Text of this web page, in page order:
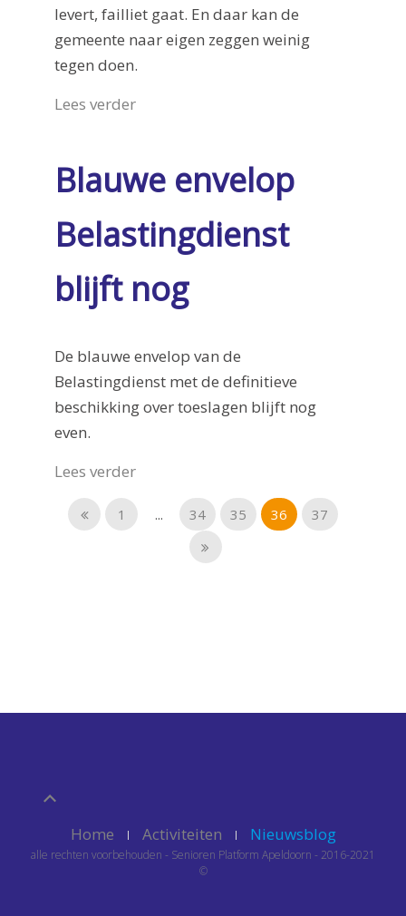
levert, failliet gaat. En daar kan de
gemeente naar eigen zeggen weinig
tegen doen.
Lees verder
Blauwe envelop
Belastingdienst
blijft nog
De blauwe envelop van de
Belastingdienst met de definitieve
beschikking over toeslagen blijft nog
even.
Lees verder
1 ... 34 35 36 37
Home Activiteiten Nieuwsblog
alle rechten voorbehouden - Senioren Platform Apeldoorn - 2016-2021
©